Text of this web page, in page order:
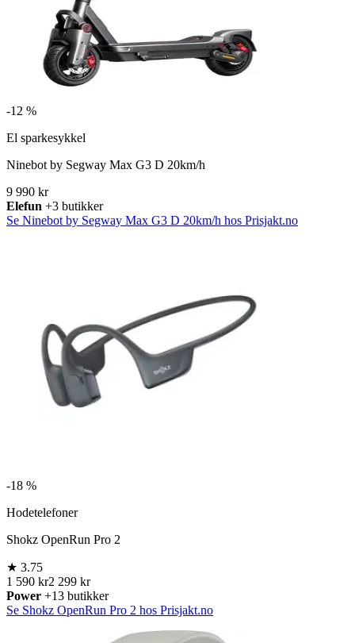
-12 %
El sparkesykkel
Ninebot by Segway Max G3 D 20km/h
9 990 kr
Elefun +3 butikker
Se Ninebot by Segway Max G3 D 20km/h hos Prisjakt.no
-18 %
Hodetelefoner
Shokz OpenRun Pro 2
★ 3.75
1 590 kr2 299 kr
Power +13 butikker
Se Shokz OpenRun Pro 2 hos Prisjakt.no